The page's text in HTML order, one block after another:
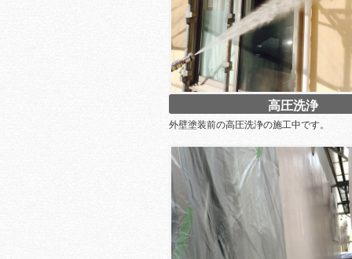
高圧洗浄
外壁塗装前の高圧洗浄の施工中です。